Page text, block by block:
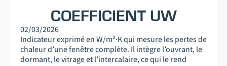
COEFFICIENT UW
02/03/2026
Indicateur exprimé en W/m²·K qui mesure les pertes de
chaleur d’une fenêtre complète. Il intègre l’ouvrant, le
dormant, le vitrage et l’intercalaire, ce qui le rend